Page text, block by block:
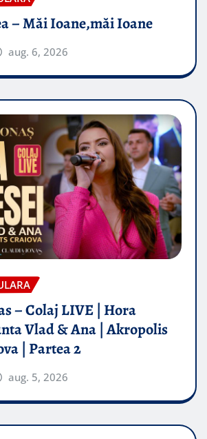
– Măi Ioane,măi Ioane
aug. 6, 2026
– Colaj LIVE | Hora
Vlad & Ana | Akropolis
| Partea 2
aug. 5, 2026